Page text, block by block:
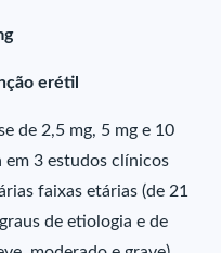
erétil
de 2,5 mg, 5 mg e 10
em 3 estudos clínicos
faixas etárias (de 21
de etiologia e de